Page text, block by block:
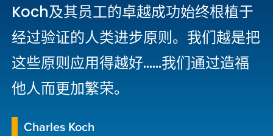
Koch及其员工的卓越成功始终根植于
经过验证的人类进步原则。我们越是把
这些原则应用得越好......我们通过造福
他人而更加繁荣。
Charles Koch